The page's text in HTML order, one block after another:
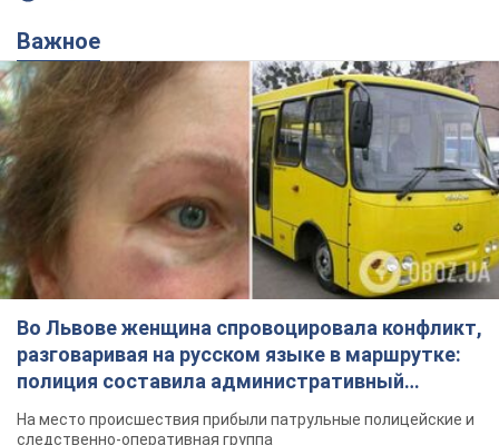
Важное
Во Львове женщина спровоцировала конфликт,
разговаривая на русском языке в маршрутке:
полиция составила административный
протокол. Видео
На место происшествия прибыли патрульные полицейские и
следственно-оперативная группа